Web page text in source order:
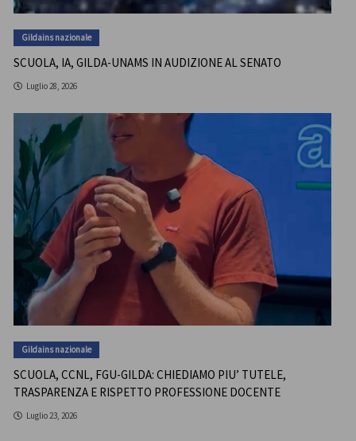
Gildains nazionale
SCUOLA, IA, GILDA-UNAMS IN AUDIZIONE AL SENATO
Luglio 28, 2026
Gildains nazionale
SCUOLA, CCNL, FGU-GILDA: CHIEDIAMO PIU’ TUTELE,
TRASPARENZA E RISPETTO PROFESSIONE DOCENTE
Luglio 23, 2026